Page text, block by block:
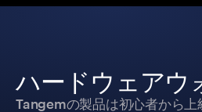
ハードウェアウ
Tangemの製品は初心者から